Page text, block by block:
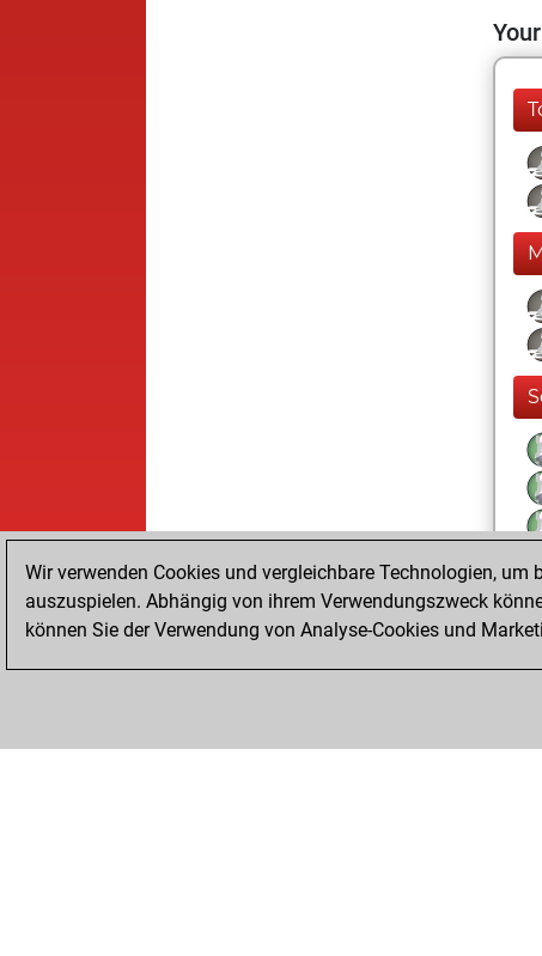
Wir verwenden Cookies und vergleichbare Technologien,
auszuspielen. Abhängig von ihrem Verwendungszweck
können Sie der Verwendung von Analyse-Cookies und